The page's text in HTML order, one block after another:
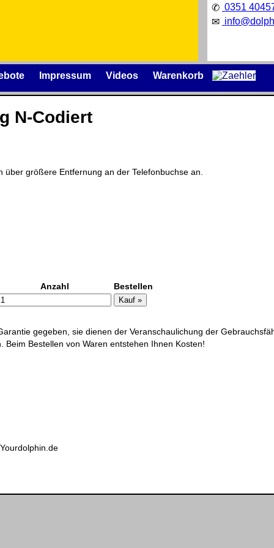
N-Codiert
größere Entfernung an der Telefonbuchse an.
Anzahl
Bestellen
gegeben, sie dienen der Veranschaulichung der
Beim Bestellen von Waren entstehen Ihnen Kosten!
Impressum Videos Warenkorb
✆ 0351
✉
und die
.
Änderungen
Anbringung eines
von diesen
machen uns diese
Wir sind Ausbildungsbetrieb